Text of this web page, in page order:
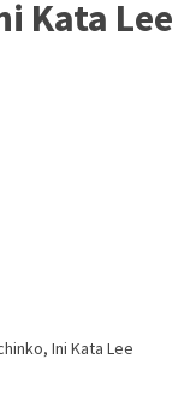
Kata Lee